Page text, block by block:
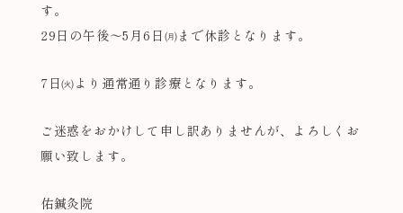
す。
29日の午後～5月6日㈪まで休診となります。
7日㈫より通常通り診療となります。
ご迷惑をおかけして申し訳ありませんが、よろしくお
願い致します。
佑鍼灸院